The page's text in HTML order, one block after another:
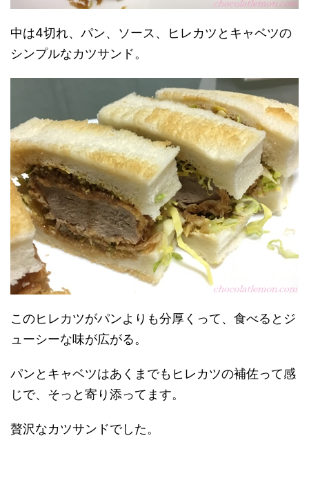
中は4切れ、パン、ソース、ヒレカツとキャベツの
シンプルなカツサンド。
このヒレカツがパンよりも分厚くって、食べるとジ
ューシーな味が広がる。
パンとキャベツはあくまでもヒレカツの補佐って感
じで、そっと寄り添ってます。
贅沢なカツサンドでした。